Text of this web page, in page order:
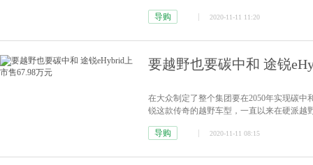
导购
2020-11-11 11:20
要越野也要碳中和 途锐
在大众制定了整个集团要在2050年实现碳
锐这款传奇的越野车型，一直以来在硬派越
导购
2020-11-11 08:15